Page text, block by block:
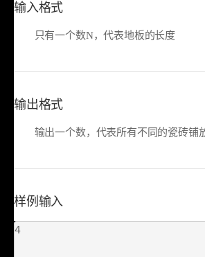
输入格式
只有一个数N，代表地板的长度
输出格式
输出一个数，代表所有不同的瓷砖铺
样例输入
4